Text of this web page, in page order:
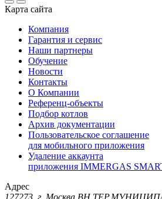
Карта сайта
Компания
Гарантия и сервис
Наши партнеры
Обучение
Новости
Контакты
О Компании
Референц-объекты
Подбор котлов
Архив документации
Пользовательское соглашение
для мобильного приложения
Удаление аккаунта
приложения IMMERGAS
Адрес
127273, г. Москва